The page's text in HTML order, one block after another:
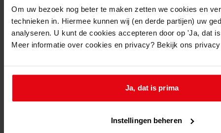
Om uw bezoek nog beter te maken zetten we cookies en
technieken in. Hiermee kunnen wij (en derde partijen) uw
analyseren. U kunt de cookies accepteren door op 'Ja, dat
Meer informatie over cookies en privacy? Bekijk ons
Ja, dat is prima
Instellingen beheren
Inventaris
1. Medemblik 1933-1980
Bouwen van een voliere, 08-06-1965
Datering: